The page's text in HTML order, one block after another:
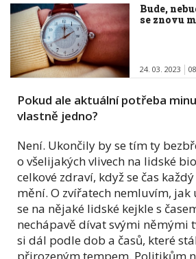
Bude,
se znovu
24. 03. 2023
Pokud ale aktuální potřeba
vlastně jedno?
Není. Ukončily by se tím ty
o všelijakých vlivech na lidské
celkové zdraví, když se čas
mění. O zvířatech nemluvím, jak
se na nějaké lidské kejkle s
nechápavě dívat svými němými
si dál podle dob a časů, které